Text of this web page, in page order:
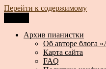
Перейти к содержимому
Архив пианистки
Всё для пианистов: ноты,
Архив пианистки
Об авторе блога
Карта сайта
FAQ